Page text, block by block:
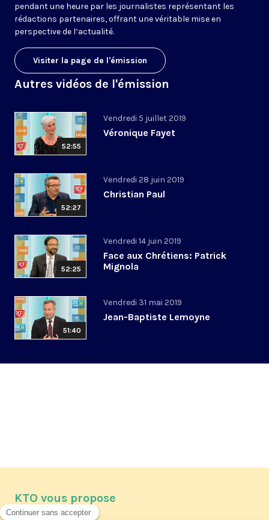
pendant une heure par les journalistes représentant les
rédactions partenaires, offrant une véritable mise en
perspective de l’actualité.
Visiter la page de l'émission
Autres vidéos de l'émission
52:55
Vendredi 5 juillet 2019
Véronique Fayet
52:27
Vendredi 28 juin 2019
Christian Paul
52:25
Vendredi 14 juin 2019
Face aux Chrétiens: Patrick
Mignola
51:40
Vendredi 31 mai 2019
Jean-Baptiste Lemoyne
KTO vous propose